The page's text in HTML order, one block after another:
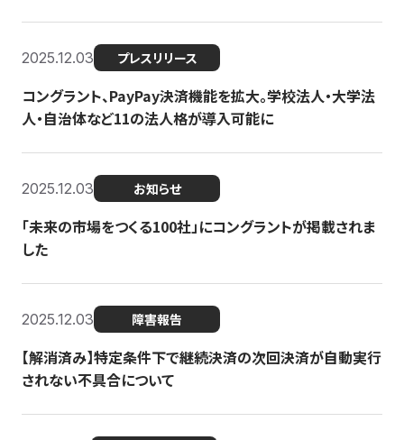
2025.12.03 プレスリリース
コングラント、PayPay決済機能を拡大。学校法人・大学法
人・自治体など11の法人格が導入可能に
2025.12.03 お知らせ
「未来の市場をつくる100社」にコングラントが掲載されま
した
2025.12.03 障害報告
【解消済み】特定条件下で継続決済の次回決済が自動実行
されない不具合について